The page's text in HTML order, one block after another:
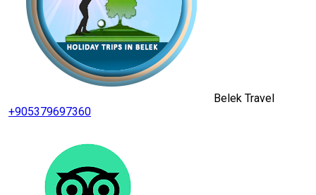
Belek Travel
+905379697360